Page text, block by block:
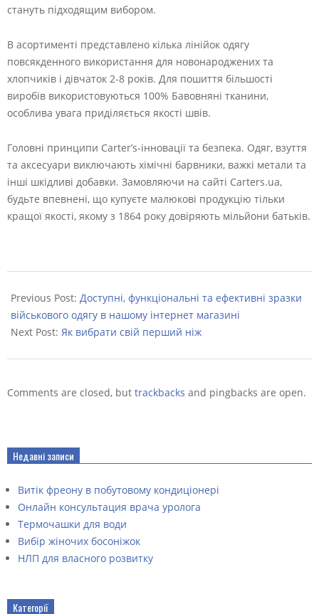
стануть підходящим вибором.
В асортименті представлено кілька лінійок одягу
повсякденного використання для новонароджених та
хлопчиків і дівчаток 2-8 років. Для пошиття більшості
виробів використовуються 100% Бавовняні тканини,
особлива увага приділяється якості швів.
Головні принципи Carter’s-інновації та безпека. Одяг, взуття
та аксесуари виключають хімічні барвники, важкі метали та
інші шкідливі добавки. Замовляючи на сайті Carters.ua,
будьте впевнені, що купуєте малюкові продукцію тільки
кращої якості, якому з 1864 року довіряють мільйони батьків.
01-
24
Previous Post: Доступні, функціональні та ефективні зразки
військового одягу в нашому інтернет магазині
Next Post: Як вибрати свій перший ніж
Comments are closed, but trackbacks and pingbacks are open.
Недавні записи
Витік фреону в побутовому кондиціонері
Онлайн консультация врача уролога
Термочашки для води
Вибір жіночих босоніжок
НЛП для власного розвитку
Категорії